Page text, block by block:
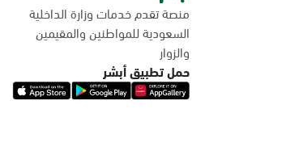
منصة تقدم خدمات وزارة الداخلية
السعودية للمواطنين والمقيمين
والزوار
حمل تطبيق أبشر